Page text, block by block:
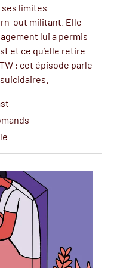
ses limites
out militant. Elle
lui a permis
et ce qu’elle retire
: cet épisode parle